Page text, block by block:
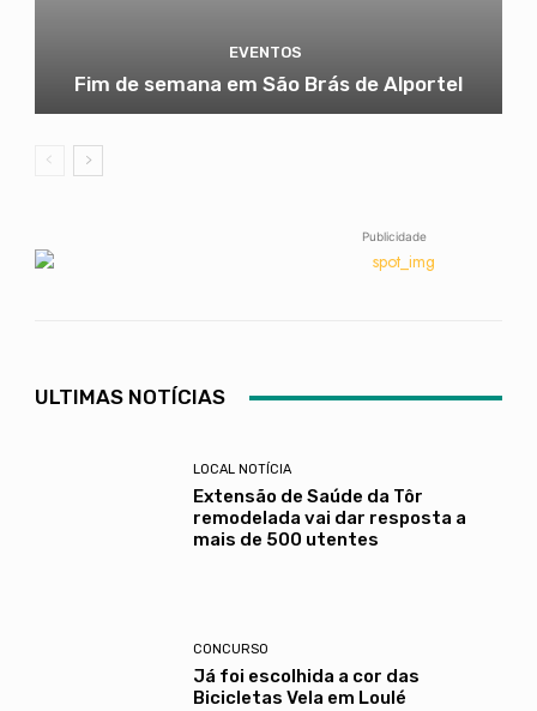
EVENTOS
Fim de semana em São Brás de Alportel
Publicidade
ULTIMAS NOTÍCIAS
LOCAL NOTÍCIA
Extensão de Saúde da Tôr
remodelada vai dar resposta a
mais de 500 utentes
CONCURSO
Já foi escolhida a cor das
Bicicletas Vela em Loulé